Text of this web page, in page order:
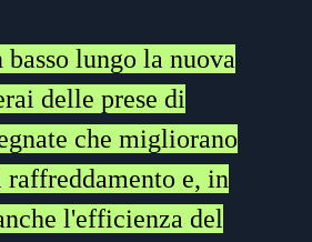
lungo la nuova
delle prese di
che migliorano
e, in
l'efficienza del